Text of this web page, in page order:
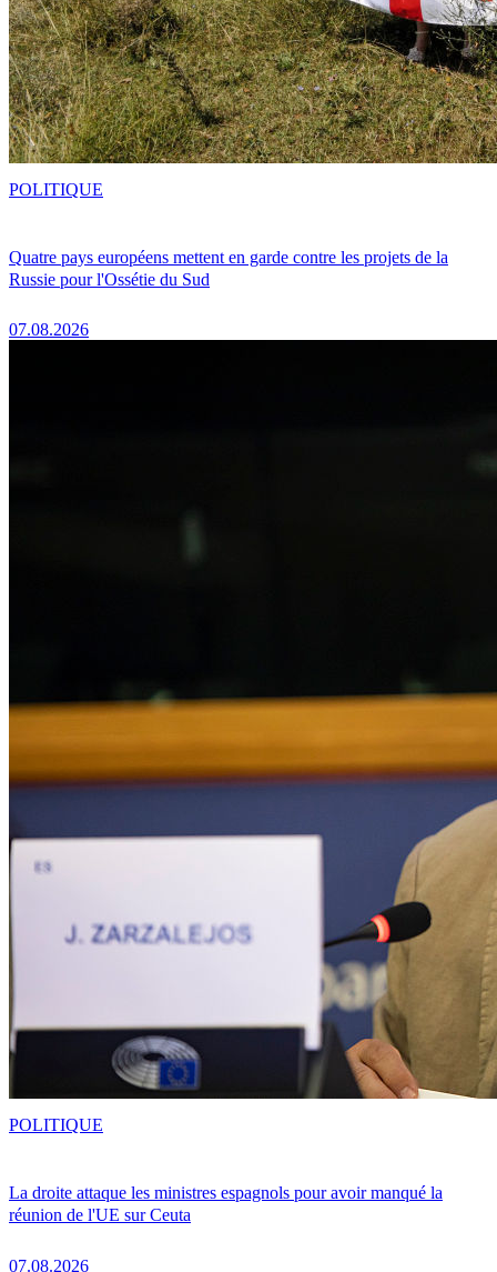
Quatre pays européens mettent en garde contre les projets de la
Russie pour l'Ossétie du Sud
07.08.2026
POLITIQUE
La droite attaque les ministres espagnols pour avoir manqué la
réunion de l'UE sur Ceuta
07.08.2026
POLITIQUE